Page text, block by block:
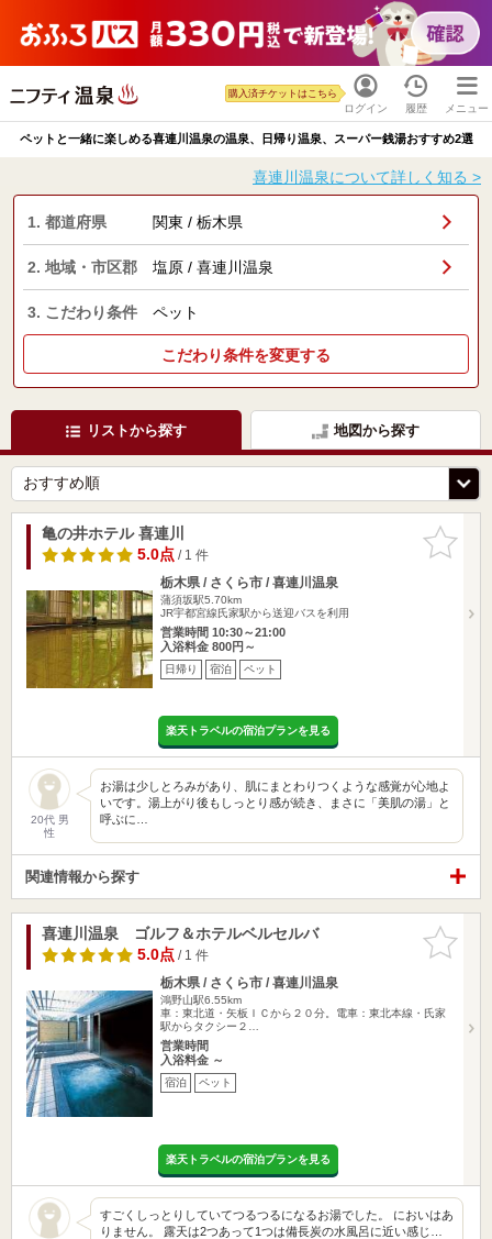
ログイン
購入済チケットはこちら
履歴 メニュー
ペットと一緒に楽しめる喜連川温泉の温泉、日帰り温泉、スーパー銭湯おすすめ2選
喜連川温泉について詳しく知る >
1. 都道府県 関東 / 栃木県
2. 地域・市区郡 塩原 / 喜連川温泉
3. こだわり条件 ペット
こだわり条件を変更する
リストから探す 地図から探す
お気に入
りに追加
亀の井ホテル 喜連川
5.0点/ 1 件
栃木県 / さくら市 / 喜連川温泉
蒲須坂駅5.70km
JR宇都宮線氏家駅から送迎バスを利用
営業時間 10:30～21:00
入浴料金 800円～
日帰り 宿泊 ペット
楽天トラベルの宿泊プランを見る
20代 男
性
お湯は少しとろみがあり、肌にまとわりつくような感覚が心地よ
いです。湯上がり後もしっとり感が続き、まさに「美肌の湯」と
呼ぶに…
関連情報から探す
お気に入
りに追加
喜連川温泉 ゴルフ＆ホテルベルセルバ
5.0点/ 1 件
栃木県 / さくら市 / 喜連川温泉
鴻野山駅6.55km
車：東北道・矢板ＩＣから２０分。電車：東北本線・氏家
駅からタクシー２…
営業時間
入浴料金 ～
宿泊 ペット
楽天トラベルの宿泊プランを見る
すごくしっとりしていてつるつるになるお湯でした。 においはあ
りません。 露天は2つあって1つは備長炭の水風呂に近い感じ…